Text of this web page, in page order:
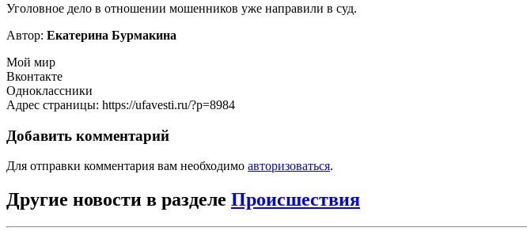
Уголовное дело в отношении мошенников уже направили в суд.
Автор: Екатерина Бурмакина
Мой мир
Вконтакте
Одноклассники
Адрес страницы: https://ufavesti.ru/?p=8984
Добавить комментарий
Для отправки комментария вам необходимо авторизоваться.
Другие новости в разделе Происшествия